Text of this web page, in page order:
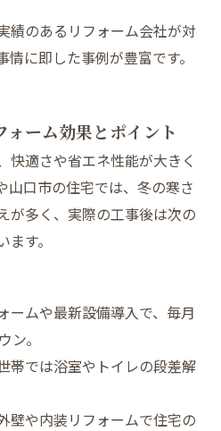
績のあるリフォーム会社が対
に即した事例が豊富です。
ーム効果とポイント
快適さや省エネ性能が大きく
山口市の住宅では、冬の寒さ
が多く、実際の工事後は次の
す。
ームや最新設備導入で、毎月
ン。
帯では浴室やトイレの段差解
壁や内装リフォームで住宅の